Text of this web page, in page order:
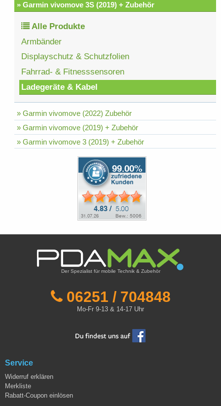
» Garmin vivomove 3S (2019) + Zubehör
Alle Produkte
Armbänder
Displayschutz & Schutzfolien
Fahrrad- & Fitnesssensoren
Ladegeräte & Kabel
» Garmin vivomove (2022) Zubehör
» Garmin vivomove (2019) + Zubehör
» Garmin vivomove 3 (2019) + Zubehör
Der Spezialist für mobile Technik & Zubehör
06251 / 704848
Mo-Fr 9-13 & 14-17 Uhr
Service
Widerruf erklären
Merkliste
Rabatt-Coupon einlösen